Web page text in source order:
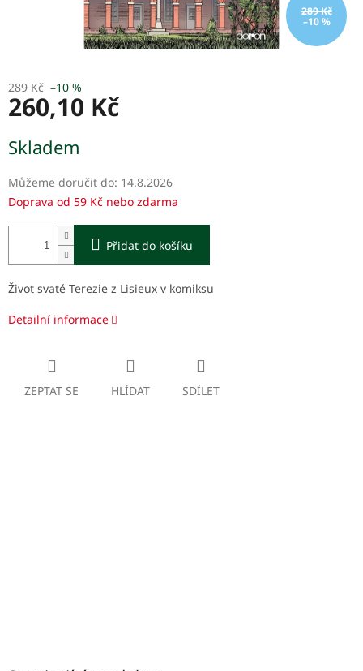
289 Kč
–10 %
289 Kč –10 %
260,10 Kč
cena:
Skladem
Můžeme doručit do: 14.8.2026
Doprava od 59 Kč nebo zdarma
Přidat do košíku
Život svaté Terezie z Lisieux v komiksu
Detailní informace
ZEPTAT SE HLÍDAT SDÍLET